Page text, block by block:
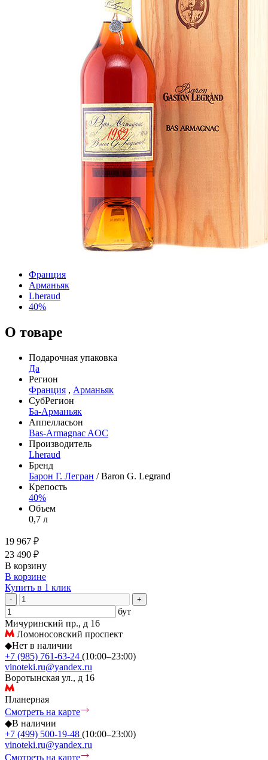
Франция
Арманьяк
Lheraud
40%
О товаре
Подарочная упаковка
Да
Регион
Франция , Арманьяк
СубРегион
Ба-Арманьяк
Аппелласьон
Bas-Armagnac AOC
Производитель
Lheraud
Бренд
Барон Г. Легран / Baron G. Legrand
Крепость
40%
Объем
0,7 л
19 967 ₽
23 490 ₽
В корзину
В корзине
Купить в 1 клик
- +
бут
Мичуринский пр., д 16
Ломоносовский проспект
◆Нет в наличии
+7 (985) 761-63-24 (10:00–23:00)
vinoteki.ru@yandex.ru
Воротынская ул., д 16
Планерная
Смотреть на карте
◆В наличии
+7 (499) 500-19-48 (10:00–23:00)
vinoteki.ru@yandex.ru
Смотреть на карте